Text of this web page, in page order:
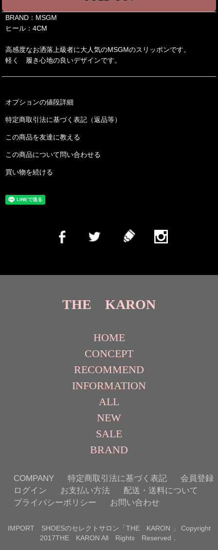
BRAND：MSGM
ヒール：4CM
高感度なお洒落上級者に大人気のMSGMのスリッポンです。
軽く 履き心地の良いデザインです。
オプションの値段詳細
特定商取引法に基づく表記（返品等）
この商品を友達に教える
この商品について問い合わせる
買い物を続ける
THE KARON
HOME
CONCEPT
RECOMMEND
INFORMATION
ALL
NEW
SALE
BRAND
COMPANY 特定商取引法に基づく表記
会員登録
ログイン
お支払い方法
配送・送料について
プライバシーポリシー
お問い合わせ
IMPORT SHOESのセレクトサロン「THE KARON 」 Copyright
2017THE KARON All Rights Reserved．